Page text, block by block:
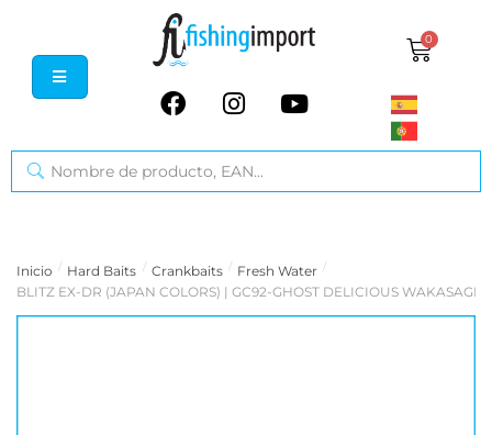
0
Inicio / Hard Baits / Crankbaits / Fresh Water /
BLITZ EX-DR (JAPAN COLORS) | GC92-GHOST DELICIOUS WAKASAGI